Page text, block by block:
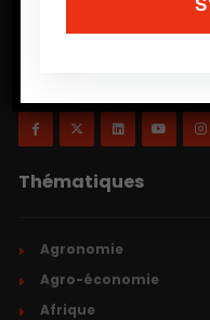
précisément, comme
aujourd’hui, à
Thématiques
Agronomie
Agro-économie
Afrique